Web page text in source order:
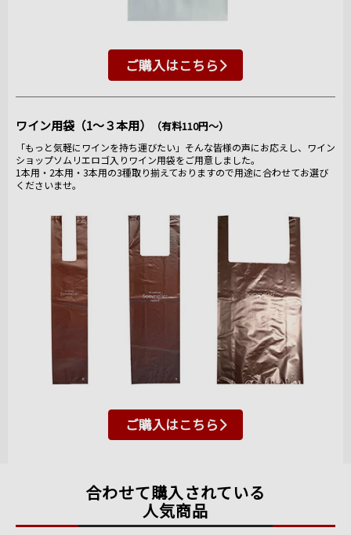
ご購入はこちら
ワイン用袋（1～３本用） （有料110円～）
「もっと気軽にワインを持ち運びたい」そんな皆様の声にお応えし、ワイン
ショップソムリエロゴ入りワイン用袋をご用意しました。
1本用・2本用・3本用の3種取り揃えておりますので用途に合わせてお選び
くださいませ。
ご購入はこちら
合わせて購入されている
人気商品